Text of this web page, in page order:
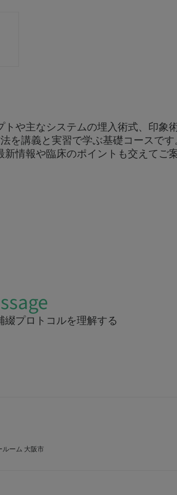
や主なシステムの埋入術式、印象術
を講義と実習で学ぶ基礎コースで
情報や臨床のポイントも交えてご
プロトコルを理解する
ルーム 大阪市